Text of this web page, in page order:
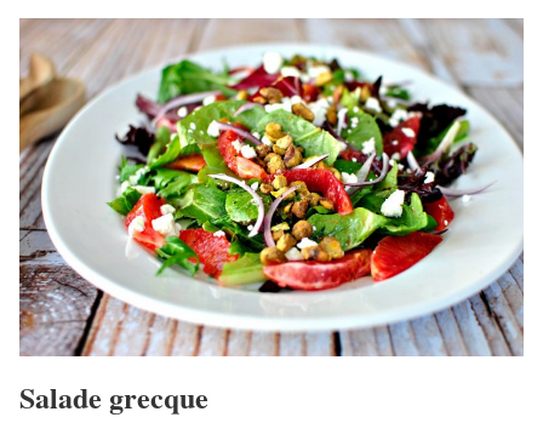
Salade grecque